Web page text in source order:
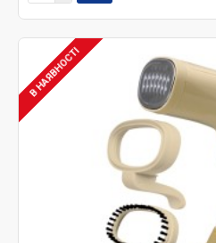
В НАЯВНОСТІ